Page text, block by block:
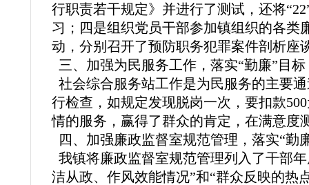
行职责若干规定》并进行了测试，还将
习；四是组织党员干部参加镇组织的各
动，分别召开了预防职务犯罪案件剖析座
三、加强为民服务工作，落实“勤廉”目标
社会综合服务站工作是为民服务的主要
行检查，如规定发现脱岗一次，要扣款
情的服务，赢得了群众的肯定，在满意度
四、加强廉政监督室规范管理，落实“勤
我镇将廉政监督室规范管理列入了干部
洁从政、作风效能情况”和“群众反映的热